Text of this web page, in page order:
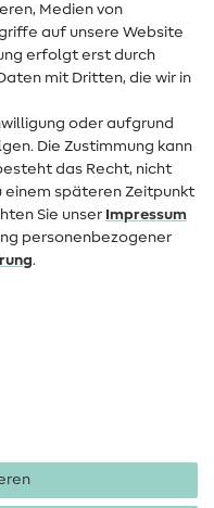
Medien von
auf unsere Website
erfolgt erst durch
mit Dritten, die wir in
oder aufgrund
Die Zustimmung kann
das Recht, nicht
einem späteren Zeitpunkt
Sie unser Impressum
personenbezogener
.